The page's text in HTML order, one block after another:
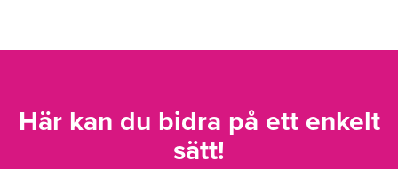
Här kan du bidra på ett enkelt
sätt!